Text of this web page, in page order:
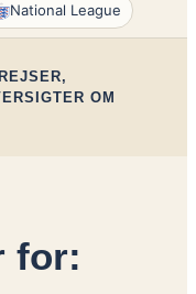
National League
OM
for: